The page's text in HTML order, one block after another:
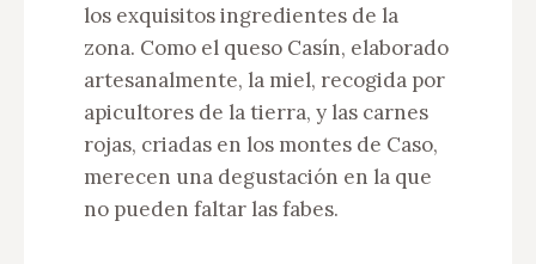
los exquisitos ingredientes de la
zona. Como el queso Casín, elaborado
artesanalmente, la miel, recogida por
apicultores de la tierra, y las carnes
rojas, criadas en los montes de Caso,
merecen una degustación en la que
no pueden faltar las fabes.